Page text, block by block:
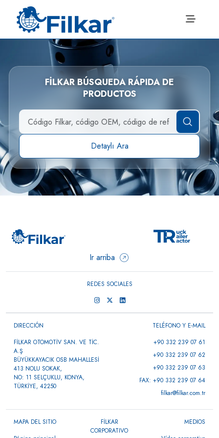
FİLKAR BÚSQUEDA RÁPIDA DE
PRODUCTOS
Detaylı Ara
Ir arriba
REDES SOCIALES
DIRECCIÓN
FİLKAR OTOMOTİV SAN. VE TİC.
A.Ş
BÜYÜKKAYACIK OSB MAHALLESİ
413 NOLU SOKAK,
NO: 11 SELÇUKLU, KONYA,
TÜRKİYE, 42250
TELÉFONO Y E-MAIL
+90 332 239 07 61
+90 332 239 07 62
+90 332 239 07 63
FAX: +90 332 239 07 64
filkar@filkar.com.tr
MAPA DEL SITIO
FİLKAR
CORPORATIVO
MEDIOS